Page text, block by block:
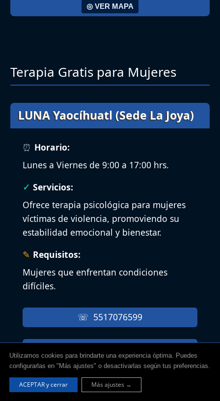
◎ VER MAPA
Terapia Gratis para Mujeres
LUNA Yaocíhuatl (Sede La Joya)
Horario:
Lunes a Viernes de 9:00 a 17:00 hrs.
Servicios:
Ofrece terapia psicológica para mujeres
víctimas de violencia, promoviendo su
estabilidad emocional y bienestar.
Requisitos:
Mujeres que enfrentan condiciones
difíciles.
5517076599
Perfil Social
Utilizamos cookies para brindarte una experiencia óptima. Puedes
configurarlas en "Más ajustes" o desactivarlas según tus preferencias.
ACEPTAR y cerrar Más ajustes →